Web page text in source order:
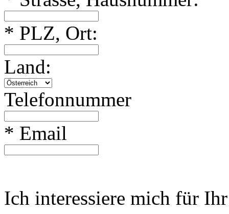
* PLZ, Ort:
Land:
Telefonnummer
* Email
Ich interessiere mich für